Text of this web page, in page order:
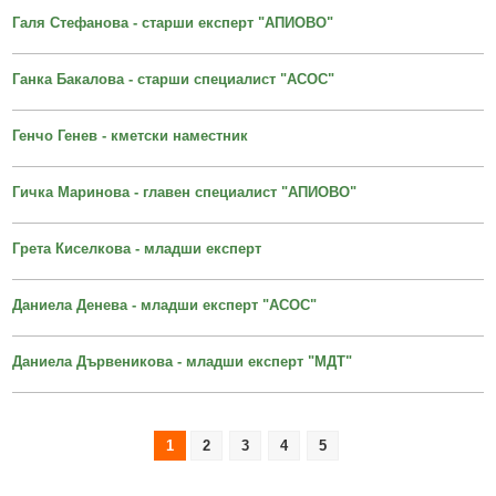
Социални дейности
Здравеопазване
Спорт и младежки дейности
Проекти по европейски програми
Политика лични данни
образование в община Дряново“
Галя Стефанова - старши експерт "АПИОВО"
Ганка Бакалова - старши специалист "АСОС"
Генчо Генев - кметски наместник
Гичка Маринова - главен специалист "АПИОВО"
Грета Киселкова - младши експерт
Даниела Денева - младши експерт "АСОС"
Даниела Дървеникова - младши експерт "МДТ"
1 2 3 4 5
Проверка и плащане на задължения за данъци и такси
Списъци на длъжници
Търгове, конкурси и концесии
Културен календар